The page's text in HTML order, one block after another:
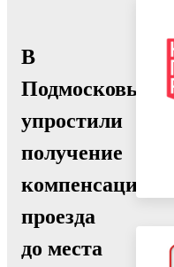
В
Подмосковье
упростили
получение
компенсации
проезда
до места